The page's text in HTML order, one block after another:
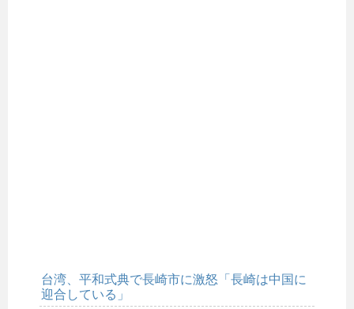
台湾、平和式典で長崎市に激怒「長崎は中国に
迎合している」